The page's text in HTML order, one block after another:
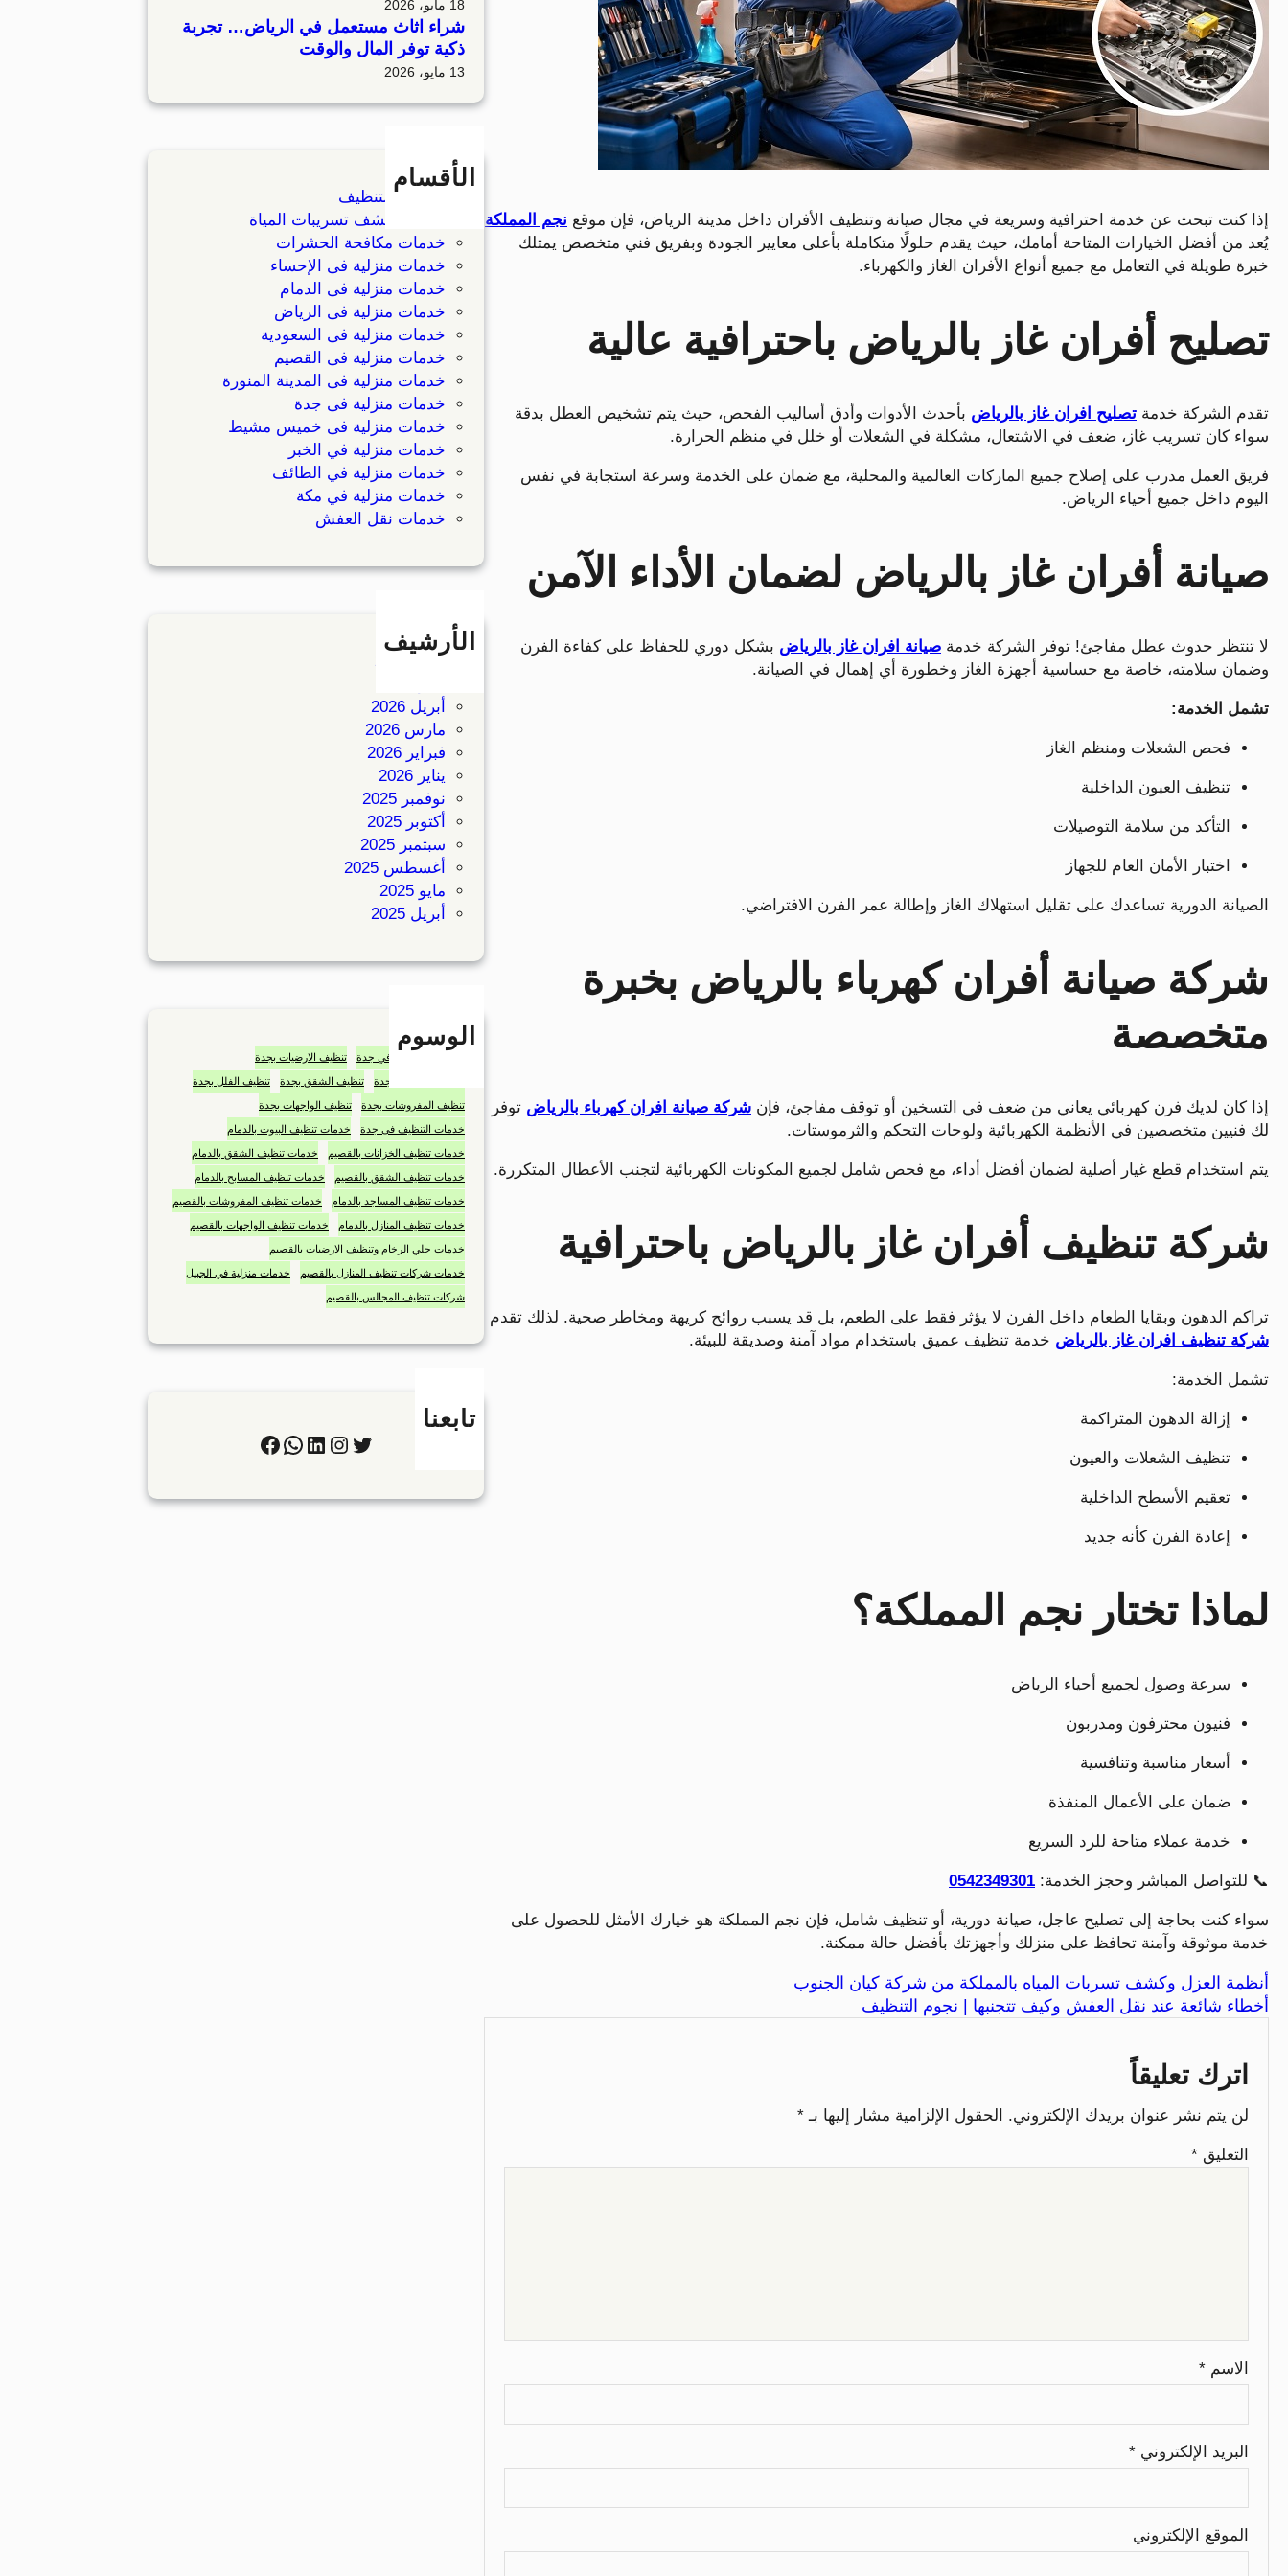
إذا كنت تبحث عن خدمة احترافية وسريعة في مجال صيانة وتنظيف الأفران داخل مدينة الرياض، فإن موقع نجم المملكة
يُعد من أفضل الخيارات المتاحة أمامك، حيث يقدم حلولًا متكاملة بأعلى معايير الجودة وبفريق فني متخصص يمتلك
خبرة طويلة في التعامل مع جميع أنواع الأفران الغاز والكهرباء.
تصليح أفران غاز بالرياض باحترافية عالية
تقدم الشركة خدمة تصليح افران غاز بالرياض بأحدث الأدوات وأدق أساليب الفحص، حيث يتم تشخيص العطل بدقة
سواء كان تسريب غاز، ضعف في الاشتعال، مشكلة في الشعلات أو خلل في منظم الحرارة.
فريق العمل مدرب على إصلاح جميع الماركات العالمية والمحلية، مع ضمان على الخدمة وسرعة استجابة في نفس
اليوم داخل جميع أحياء الرياض.
صيانة أفران غاز بالرياض لضمان الأداء الآمن
لا تنتظر حدوث عطل مفاجئ! توفر الشركة خدمة صيانة افران غاز بالرياض بشكل دوري للحفاظ على كفاءة الفرن
وضمان سلامته، خاصة مع حساسية أجهزة الغاز وخطورة أي إهمال في الصيانة.
تشمل الخدمة:
فحص الشعلات ومنظم الغاز
تنظيف العيون الداخلية
التأكد من سلامة التوصيلات
اختبار الأمان العام للجهاز
الصيانة الدورية تساعدك على تقليل استهلاك الغاز وإطالة عمر الفرن الافتراضي.
شركة صيانة أفران كهرباء بالرياض بخبرة
متخصصة
إذا كان لديك فرن كهربائي يعاني من ضعف في التسخين أو توقف مفاجئ، فإن شركة صيانة افران كهرباء بالرياض توفر
لك فنيين متخصصين في الأنظمة الكهربائية ولوحات التحكم والثرموستات.
يتم استخدام قطع غيار أصلية لضمان أفضل أداء، مع فحص شامل لجميع المكونات الكهربائية لتجنب الأعطال المتكررة.
شركة تنظيف أفران غاز بالرياض باحترافية
تراكم الدهون وبقايا الطعام داخل الفرن لا يؤثر فقط على الطعم، بل قد يسبب روائح كريهة ومخاطر صحية. لذلك تقدم
شركة تنظيف افران غاز بالرياض خدمة تنظيف عميق باستخدام مواد آمنة وصديقة للبيئة.
تشمل الخدمة:
إزالة الدهون المتراكمة
تنظيف الشعلات والعيون
تعقيم الأسطح الداخلية
إعادة الفرن كأنه جديد
لماذا تختار نجم المملكة؟
سرعة وصول لجميع أحياء الرياض
فنيون محترفون ومدربون
أسعار مناسبة وتنافسية
ضمان على الأعمال المنفذة
خدمة عملاء متاحة للرد السريع
📞 للتواصل المباشر وحجز الخدمة: 0542349301
سواء كنت بحاجة إلى تصليح عاجل، صيانة دورية، أو تنظيف شامل، فإن نجم المملكة هو خيارك الأمثل للحصول على
خدمة موثوقة وآمنة تحافظ على منزلك وأجهزتك بأفضل حالة ممكنة.
أنظمة العزل وكشف تسربات المياه بالمملكة من شركة كيان الجنوب
أخطاء شائعة عند نقل العفش وكيف تتجنبها | نجوم التنظيف
اترك تعليقاً
لن يتم نشر عنوان بريدك الإلكتروني. الحقول الإلزامية مشار إليها بـ *
التعليق *
الاسم *
البريد الإلكتروني *
الموقع الإلكتروني
18 مايو، 2026
شراء اثاث مستعمل في الرياض… تجربة
ذكية توفر المال والوقت
13 مايو، 2026
الأقسام
خدمات التنظيف
خدمات كشف تسريبات المياة
خدمات مكافحة الحشرات
خدمات منزلية فى الإحساء
خدمات منزلية فى الدمام
خدمات منزلية فى الرياض
خدمات منزلية فى السعودية
خدمات منزلية فى القصيم
خدمات منزلية فى المدينة المنورة
خدمات منزلية فى جدة
خدمات منزلية فى خميس مشيط
خدمات منزلية في الخبر
خدمات منزلية في الطائف
خدمات منزلية في مكة
خدمات نقل العفش
الأرشيف
يونيو 2026
أبريل 2026
مارس 2026
فبراير 2026
يناير 2026
نوفمبر 2025
أكتوبر 2025
سبتمبر 2025
أغسطس 2025
مايو 2025
أبريل 2025
الوسوم
الخدمات المنزلية في جدة تنظيف الارضيات بجدة
تنظيف الخزانات بجدة تنظيف الشقق بجدة تنظيف الفلل بجدة
تنظيف المفروشات بجدة تنظيف الواجهات بجدة
خدمات التنظيف فى جدة خدمات تنظيف البيوت بالدمام
خدمات تنظيف الخزانات بالقصيم خدمات تنظيف الشقق بالدمام
خدمات تنظيف الشقق بالقصيم خدمات تنظيف المسابح بالدمام
خدمات تنظيف المساجد بالدمام خدمات تنظيف المفروشات بالقصيم
خدمات تنظيف المنازل بالدمام خدمات تنظيف الواجهات بالقصيم
خدمات جلي الرخام وتنظيف الارضيات بالقصيم
خدمات شركات تنظيف المنازل بالقصيم خدمات منزلية في الجبيل
شركات تنظيف المجالس بالقصيم
تابعنا
تويتر إنستجرام لينكد إن واتسابفيسبوك